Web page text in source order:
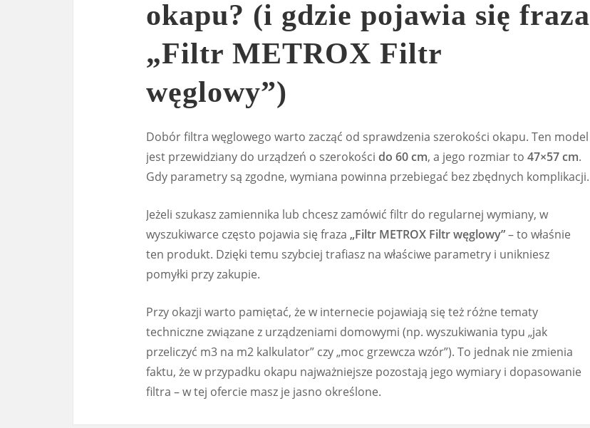
okapu? (i gdzie pojawia się fraza
„Filtr METROX Filtr
węglowy”)
Dobór filtra węglowego warto zacząć od sprawdzenia szerokości okapu. Ten model
jest przewidziany do urządzeń o szerokości do 60 cm, a jego rozmiar to 47×57 cm.
Gdy parametry są zgodne, wymiana powinna przebiegać bez zbędnych komplikacji.
Jeżeli szukasz zamiennika lub chcesz zamówić filtr do regularnej wymiany, w
wyszukiwarce często pojawia się fraza „Filtr METROX Filtr węglowy”– to właśnie
ten produkt. Dzięki temu szybciej trafiasz na właściwe parametry i unikniesz
pomyłki przy zakupie.
Przy okazji warto pamiętać, że w internecie pojawiają się też różne tematy
techniczne związane z urządzeniami domowymi (np. wyszukiwania typu „jak
przeliczyć m3 na m2 kalkulator” czy „moc grzewcza wzór”). To jednak nie zmienia
faktu, że w przypadku okapu najważniejsze pozostają jego wymiary i dopasowanie
filtra – w tej ofercie masz je jasno określone.